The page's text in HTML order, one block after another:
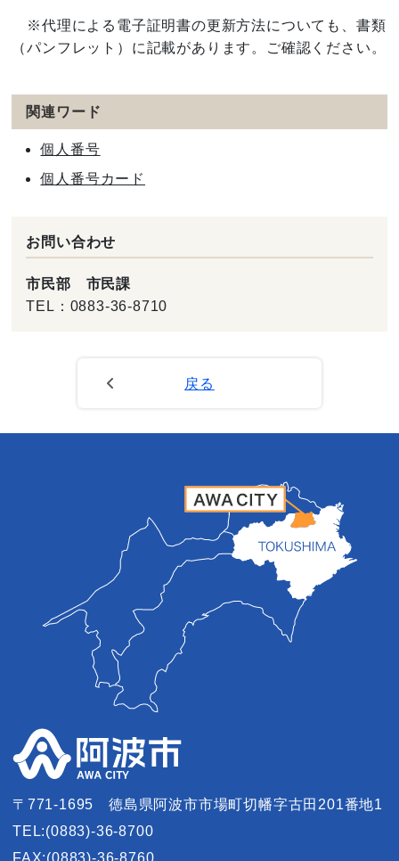
※代理による電子証明書の更新方法についても、書類
（パンフレット）に記載があります。ご確認ください。
関連ワード
個人番号
個人番号カード
お問い合わせ
市民部 市民課
TEL： 0883-36-8710
戻る
〒771-1695
徳島県阿波市市場町切幡字古田201番地1
TEL:(0883)-36-8700
FAX:(0883)-36-8760